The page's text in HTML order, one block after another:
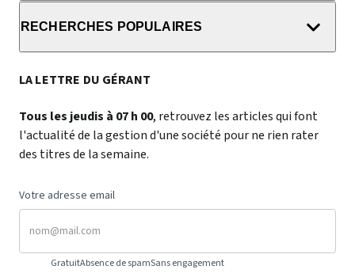
RECHERCHES POPULAIRES
LA LETTRE DU GÉRANT
Tous les jeudis à 07 h 00, retrouvez les articles qui font
l'actualité de la gestion d'une société pour ne rien rater
des titres de la semaine.
Votre adresse email
GratuitAbsence de spamSans engagement